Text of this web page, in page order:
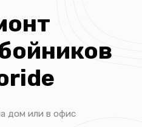
дом или в офис